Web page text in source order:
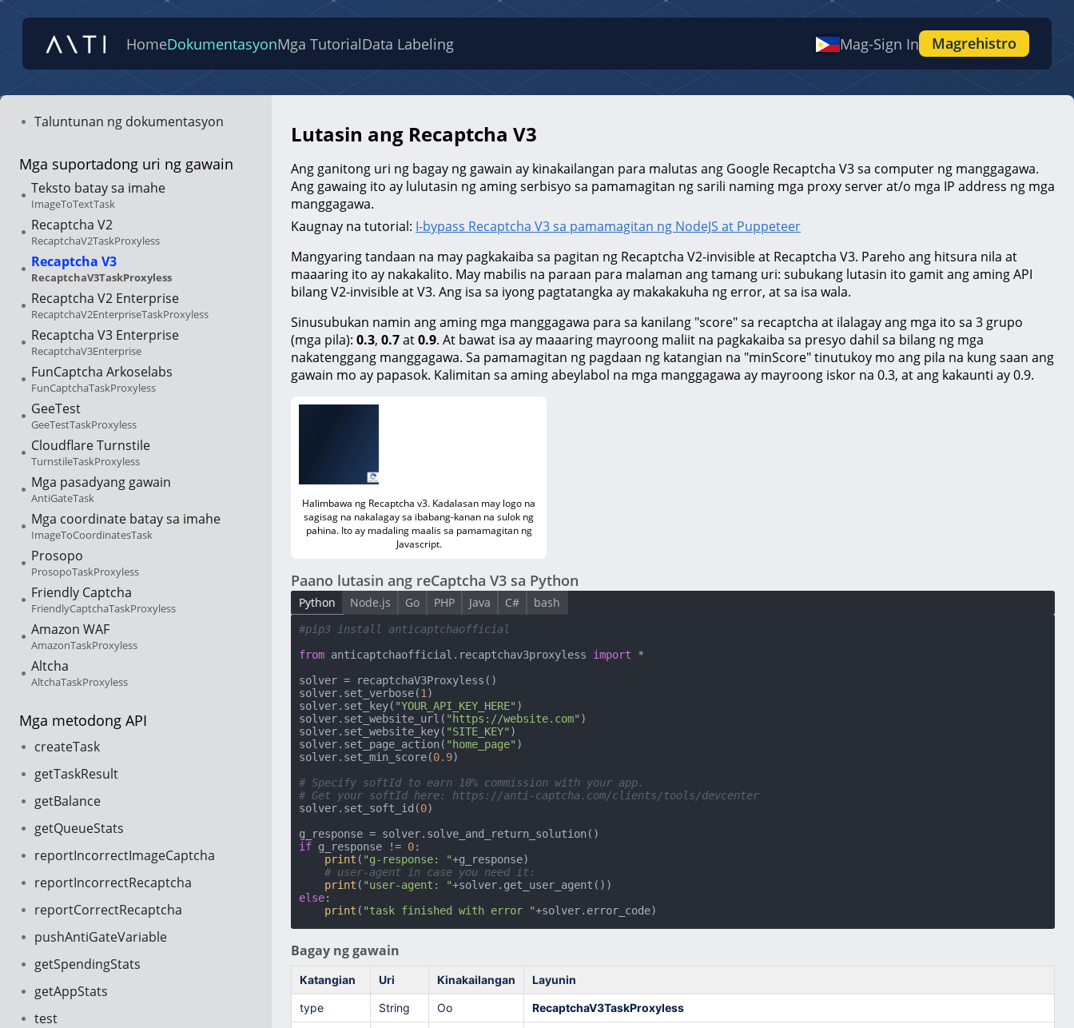
HomeDokumentasyonMga TutorialData Labeling Mag-Sign In Magrehistro
Taluntunan ng dokumentasyon
Mga suportadong uri ng gawain
Teksto batay sa imahe
ImageToTextTask
Recaptcha V2
RecaptchaV2TaskProxyless
Recaptcha V3
RecaptchaV3TaskProxyless
Recaptcha V2 Enterprise
RecaptchaV2EnterpriseTaskProxyless
Recaptcha V3 Enterprise
RecaptchaV3Enterprise
FunCaptcha Arkoselabs
FunCaptchaTaskProxyless
GeeTest
GeeTestTaskProxyless
Cloudflare Turnstile
TurnstileTaskProxyless
Mga pasadyang gawain
AntiGateTask
Mga coordinate batay sa imahe
ImageToCoordinatesTask
Prosopo
ProsopoTaskProxyless
Friendly Captcha
FriendlyCaptchaTaskProxyless
Amazon WAF
AmazonTaskProxyless
Altcha
AltchaTaskProxyless
Mga metodong API
createTask
getTaskResult
getBalance
getQueueStats
reportIncorrectImageCaptcha
reportIncorrectRecaptcha
reportCorrectRecaptcha
pushAntiGateVariable
getSpendingStats
getAppStats
test
Lutasin ang Recaptcha V3
Ang ganitong uri ng bagay ng gawain ay kinakailangan para malutas ang Google Recaptcha V3 sa computer ng manggagawa.
Ang gawaing ito ay lulutasin ng aming serbisyo sa pamamagitan ng sarili naming mga proxy server at/o mga IP address ng mga
manggagawa.
Kaugnay na tutorial: I-bypass Recaptcha V3 sa pamamagitan ng NodeJS at Puppeteer
Mangyaring tandaan na may pagkakaiba sa pagitan ng Recaptcha V2-invisible at Recaptcha V3. Pareho ang hitsura nila at
maaaring ito ay nakakalito. May mabilis na paraan para malaman ang tamang uri: subukang lutasin ito gamit ang aming API
bilang V2-invisible at V3. Ang isa sa iyong pagtatangka ay makakakuha ng error, at sa isa wala.
Sinusubukan namin ang aming mga manggagawa para sa kanilang "score" sa recaptcha at ilalagay ang mga ito sa 3 grupo
(mga pila): 0.3, 0.7at0.9. At bawat isa ay maaaring mayroong maliit na pagkakaiba sa presyo dahil sa bilang ng mga
nakatenggang manggagawa. Sa pamamagitan ng pagdaan ng katangian na "minScore" tinutukoy mo ang pila na kung saan ang
gawain mo ay papasok. Kalimitan sa aming abeylabol na mga manggagawa ay mayroong iskor na 0.3, at ang kakaunti ay 0.9.
Halimbawa ng Recaptcha v3. Kadalasan may logo na
sagisag na nakalagay sa ibabang-kanan na sulok ng
pahina. Ito ay madaling maalis sa pamamagitan ng
Javascript.
Python Node.js Go PHP Java C# bash
Paano lutasin ang reCaptcha V3 sa Python
#pip3 install anticaptchaofficial
from anticaptchaofficial.recaptchav3proxyless import *
solver = recaptchaV3Proxyless()
solver.set_verbose(1 )
solver.set_key( "YOUR_API_KEY_HERE" )
solver.set_website_url( "https://website.com" )
solver.set_website_key( "SITE_KEY" )
solver.set_page_action( "home_page" )
solver.set_min_score(0.9)
# Specify softId to earn 10% commission with your app.
# Get your softId here: https://anti-captcha.com/clients/tools/devcenter
solver.set_soft_id(0)
if g_response != 0:
print ( "g-response: "+g_response)
# user-agent in case you need it:
print ( "user-agent: "
else:
print ( "task finished with error "+solver.error_code)
Bagay ng gawain
Katangian Uri Kinakailangan Layunin
type String Oo RecaptchaV3TaskProxyless